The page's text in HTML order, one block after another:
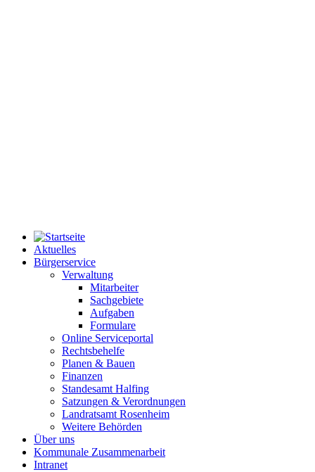
Aktuelles
Bürgerservice
Verwaltung
Mitarbeiter
Sachgebiete
Aufgaben
Formulare
Online Serviceportal
Rechtsbehelfe
Planen & Bauen
Finanzen
Standesamt Halfing
Satzungen & Verordnungen
Landratsamt Rosenheim
Weitere Behörden
Über uns
Kommunale Zusammenarbeit
Intranet